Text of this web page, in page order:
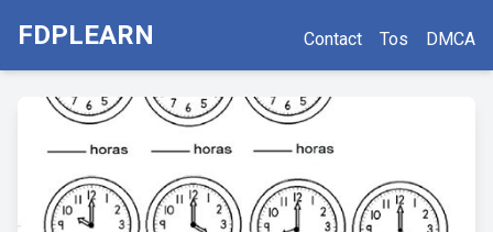
FDPLEARN Contact Tos DMCA